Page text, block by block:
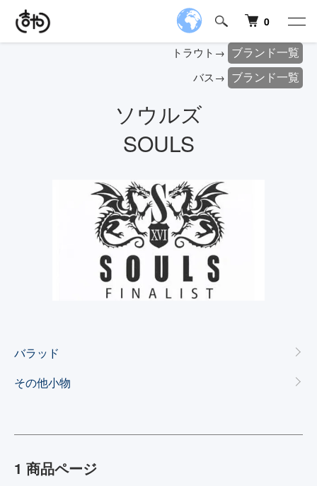
0
トラウト→ ブランド一覧
バス→ ブランド一覧
ソウルズ
SOULS
カテゴリー一覧
バラッド
その他小物
1 商品ページ